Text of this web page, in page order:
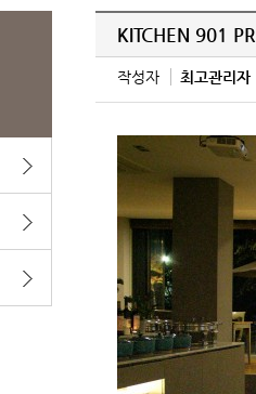
KITCHEN 901
작성자 최고관리자